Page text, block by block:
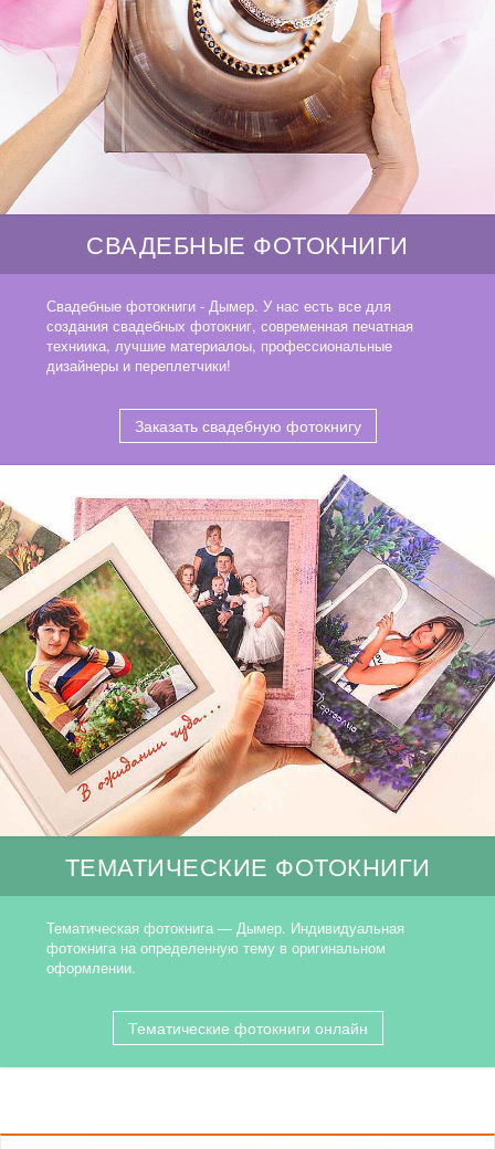
СВАДЕБНЫЕ ФОТОКНИГИ
Свадебные фотокниги - Дымер. У нас есть все для
создания свадебных фотокниг, современная печатная
техниика, лучшие материалоы, профессиональные
дизайнеры и переплетчики!
Заказать свадебную фотокнигу
ТЕМАТИЧЕСКИЕ ФОТОКНИГИ
Тематическая фотокнига — Дымер. Индивидуальная
фотокнига на определенную тему в оригинальном
оформлении.
Тематические фотокниги онлайн